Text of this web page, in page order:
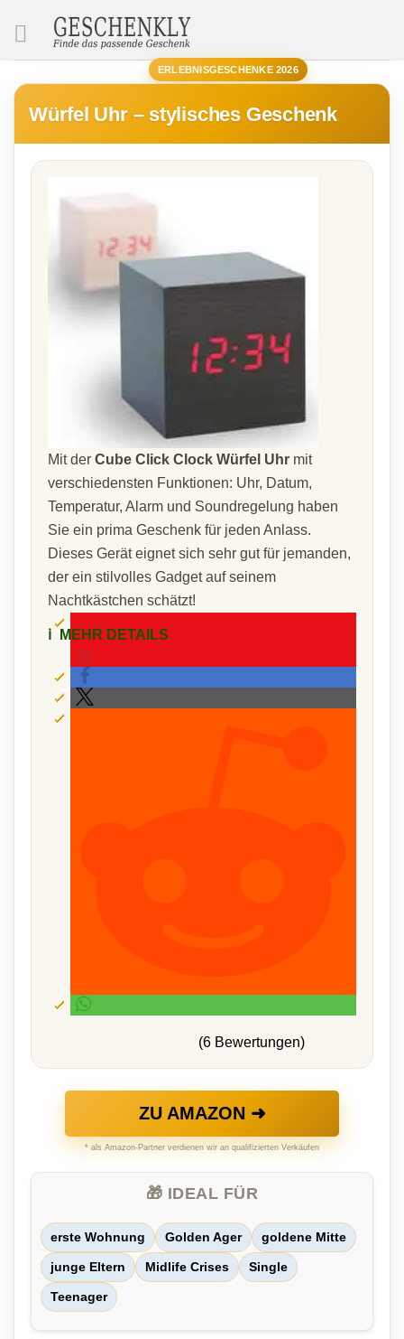
ERLEBNISGESCHENKE 2026
Würfel Uhr – stylisches Geschenk
Mit der Cube Click Clock Würfel Uhr mit
verschiedensten Funktionen: Uhr, Datum,
Temperatur, Alarm und Soundregelung haben
Sie ein prima Geschenk für jeden Anlass.
Dieses Gerät eignet sich sehr gut für jemanden,
der ein stilvolles Gadget auf seinem
Nachtkästchen schätzt!
ℹ️ MEHR DETAILS
(6 Bewertungen)
ZU AMAZON ➜
* als Amazon-Partner verdienen wir an qualifizierten Verkäufen
🎁 IDEAL FÜR
erste Wohnung Golden Ager goldene Mitte
junge Eltern Midlife Crises Single
Teenager